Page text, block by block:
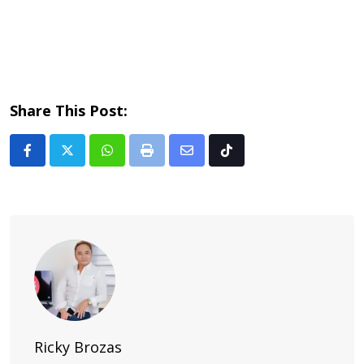
Share This Post:
Whatsapp
Print
Share Tiktok
Ricky Brozas